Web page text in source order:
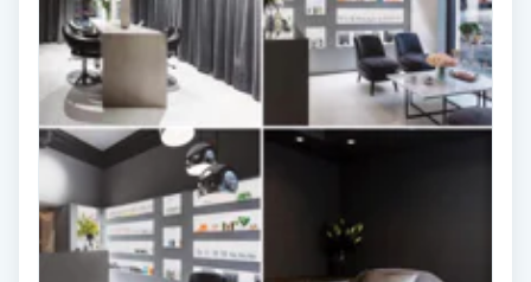
Meditation
Medium
Melasma